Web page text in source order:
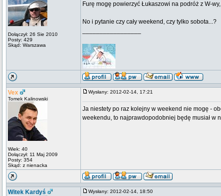
Dołączył: 26 Sie 2010
Posty: 429
Skąd: Warszawa
Furę mogę powierzyć Łukaszowi na podróż z W-
No i pytanie czy cały weekend, czy tylko sobota...?
Vex
Tomek Kalinowski
Wiek: 40
Dołączył: 11 Maj 2009
Posty: 354
Skąd: z nienacka
Wysłany: 2012-02-14, 17:21
Ja niestety po raz kolejny w weekend nie mogę -
weekendu, to najprawdopodobniej będę musiał w
Witek Kardyś Wysłany: 2012-02-14, 18:50